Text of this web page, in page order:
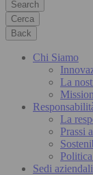
Cerca
Back
Chi Siamo
La
La
Prassi
Sedi aziendali